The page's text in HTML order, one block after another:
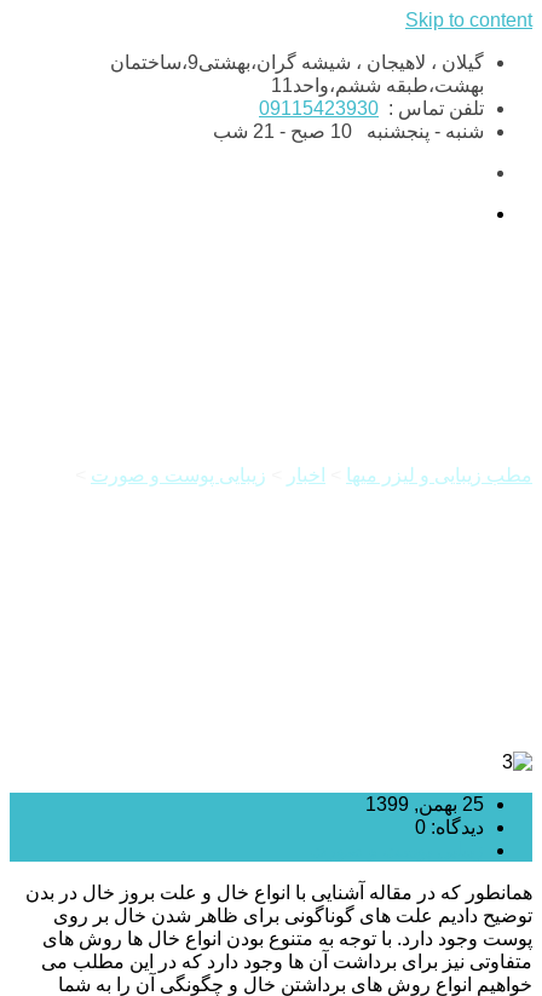
Skip to content
گیلان ، لاهیجان ، شیشه گران،بهشتی9،ساختمان
بهشت،طبقه ششم،واحد11
تلفن تماس : 09115423930
شنبه - پنجشنبه
مطب زیبایی و لیزر میها اخبار زیبایی پوست و صورت
25 بهمن, 1399
دیدگاه: 0
همانطور که در مقاله آشنایی با انواع خال و علت بروز خال در بدن
توضیح دادیم علت های گوناگونی برای ظاهر شدن خال بر روی
پوست وجود دارد. با توجه به متنوع بودن انواع خال ها روش های
متفاوتی نیز برای برداشت آن ها وجود دارد که در این مطلب می
خواهیم انواع روش های برداشتن خال و چگونگی آن را به شما